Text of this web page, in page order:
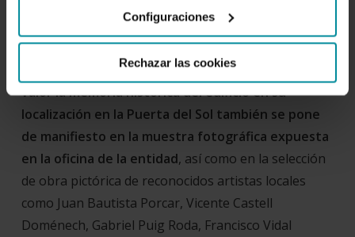
Configuraciones
Rechazar las cookies
valor la memoria histórica del edificio en su
localización en la Puerta del Sol también se pone
de manifiesto en la muestra fotográfica expuesta
en la oficina de la entidad, así como en la selección
de obra pictórica de reconocidos artistas locales
como Juan Bautista Porcar, Vicente Castell
Doménech, Gabriel Puig Roda, Francisco Vidal